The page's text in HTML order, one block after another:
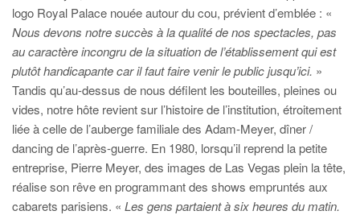
logo Royal Palace nouée autour du cou, prévient d’emblée : «
Nous devons notre succès à la qualité de nos spectacles, pas
au caractère incongru de la situation de l’établissement qui est
plutôt handicapante car il faut faire venir le public jusqu’ici. »
Tandis qu’au-dessus de nous défilent les bouteilles, pleines ou
vides, notre hôte revient sur l’histoire de l’institution, étroitement
liée à celle de l’auberge familiale des Adam-Meyer, dîner /
dancing de l’après-guerre. En 1980, lorsqu’il reprend la petite
entreprise, Pierre Meyer, des images de Las Vegas plein la tête,
réalise son rêve en programmant des shows empruntés aux
cabarets parisiens. « Les gens partaient à six heures du matin.